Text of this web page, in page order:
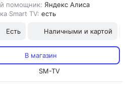
помощник: Яндекс Алиса
Smart TV: есть
Есть Наличными и картой
В магазин
SM-TV